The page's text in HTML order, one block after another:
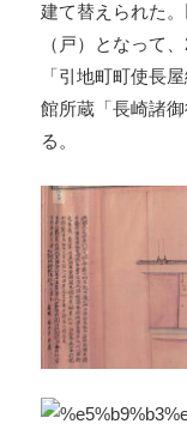
建て替えられた
（戸）となって
「引地町町使長
館所蔵「長崎諸
る。